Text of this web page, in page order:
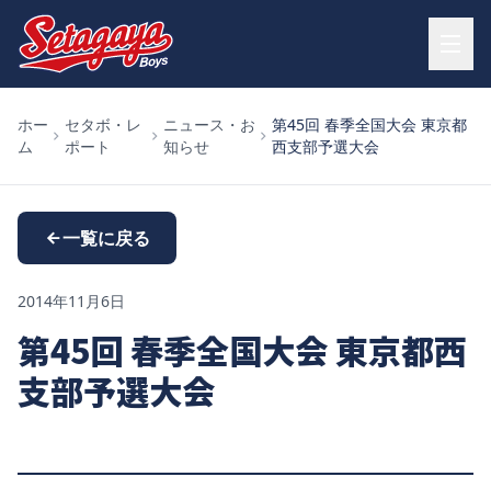
ホー
ム
セタボ・レ
ポート
ニュース・お
知らせ
第45回 春季全国大会 東京都
西支部予選大会
一覧に戻る
2014年11月6日
第45回 春季全国大会 東京都西
支部予選大会